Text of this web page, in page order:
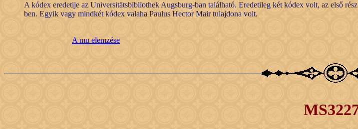
A kódex eredetije az Universitätsbibliothek Augsburg-ban található. Eredetileg két kódex volt, az első
ben. Egyik vagy mindkét kódex valaha Paulus Hector Mair tulajdona volt.
A mu elemzése